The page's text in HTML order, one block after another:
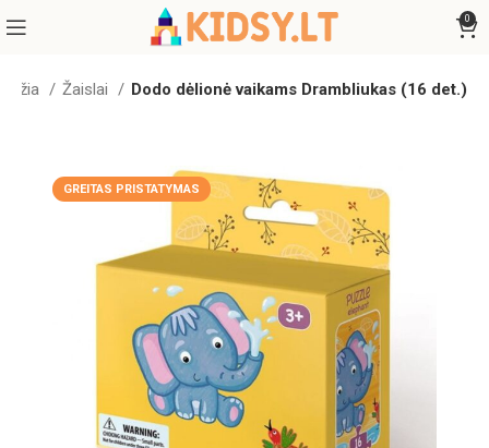
0
Žaislai Dodo dėlionė vaikams Drambliukas (16 det.)
GREITAS PRISTATYMAS